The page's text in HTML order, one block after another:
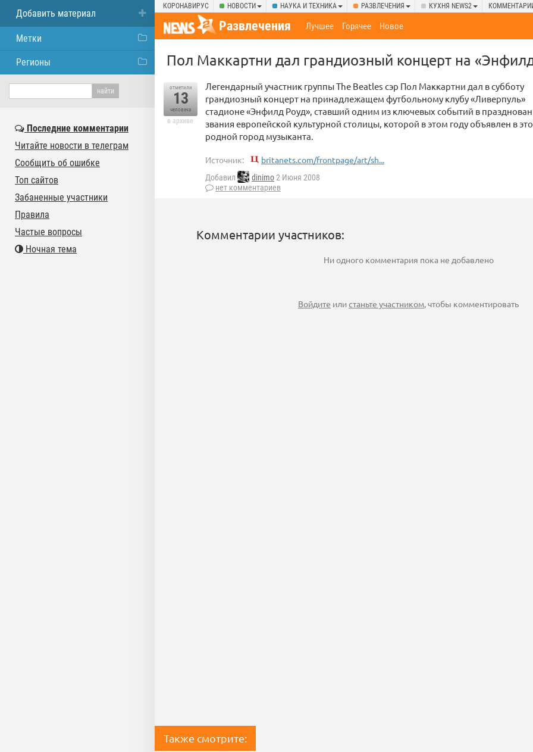
КОРОНАВИРУС НОВОСТИ НАУКА И ТЕХНИКА РАЗВЛЕЧЕНИЯ КУХНЯ NEWS2
Развлечения Лучшее Горячее Новое
Пол Маккартни дал грандиозный концерт на
отметили
13
человека
в архиве
Легендарный участник группы The Beatles сэр Пол Маккартни дал в субботу
грандиозный концерт на принадлежащем футбольному клубу «Ливерпуль»
стадионе «Энфилд Роуд», ставший одним из ключевых событий в
звания европейской культурной столицы, которой в этом году объявлен в
родной город музыканта.
Источник: britanets.com/frontpage/art/sh...
Добавил dinimo2 Июня 2008
нет комментариев
Комментарии участников:
Ни одного комментария пока не добавлено
Войдите илистаньте участником, чтобы комментировать
Также смотрите:
Добавить материал
Метки
Регионы
Последние комментарии
Читайте новости в телеграм
Сообщить об ошибке
Топ сайтов
Забаненные участники
Правила
Частые вопросы
Ночная тема